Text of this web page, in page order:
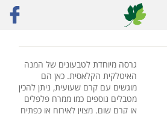
גרסה מיוחדת לטבעונים של המנה
האיטלקית הקלאסית. כאן הם
מוגשים עם קרם שעועית, ניתן להכין
מטבלים נוספים כמו ממרח פלפלים
או קרם שום. מצוין לאירוח או כפתיח